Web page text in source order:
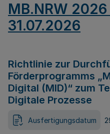
MB.NRW 2026
31.07.2026
Richtlinie zur
Förderprogramms
Digital (MID)“ zum
Digitale Prozesse
Ausfertigungsdatum